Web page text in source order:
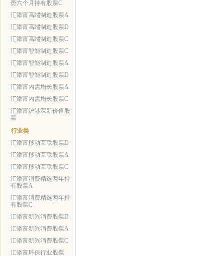
势六个月持有股票C
汇添富高端制造股票A
汇添富高端制造股票D
汇添富高端制造股票C
汇添富智能制造股票C
汇添富智能制造股票A
汇添富智能制造股票D
汇添富内需增长股票A
汇添富内需增长股票C
汇添富沪港深新价值股
票
行业类
汇添富移动互联股票D
汇添富移动互联股票A
汇添富移动互联股票C
汇添富消费精选两年持
有股票A
汇添富消费精选两年持
有股票C
汇添富新兴消费股票D
汇添富新兴消费股票A
汇添富新兴消费股票C
汇添富环保行业股票